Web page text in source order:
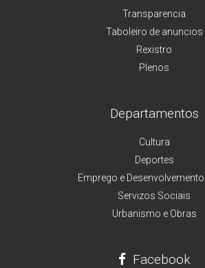
Transparencia
Taboleiro de anuncios
Rexistro
Plenos
Departamentos
Cultura
Deportes
Emprego e Desenvolvemento
Servizos Sociais
Urbanismo e Obras
Facebook